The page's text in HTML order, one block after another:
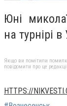
Юні
на турнірі
Якщо ви помітили
повідомити про це
HTTPS://